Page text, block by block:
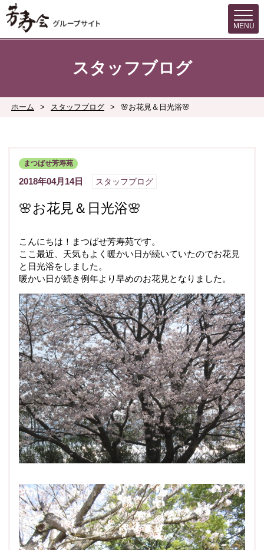
MENU
スタッフブログ
ホーム > スタッフブログ > 🌸お花見＆日光浴🌸
まつばせ芳寿苑
2018年04月14日 スタッフブログ
🌸お花見＆日光浴🌸
こんにちは！まつばせ芳寿苑です。
ここ最近、天気もよく暖かい日が続いていたのでお花見
と日光浴をしました。
暖かい日が続き例年より早めのお花見となりました。